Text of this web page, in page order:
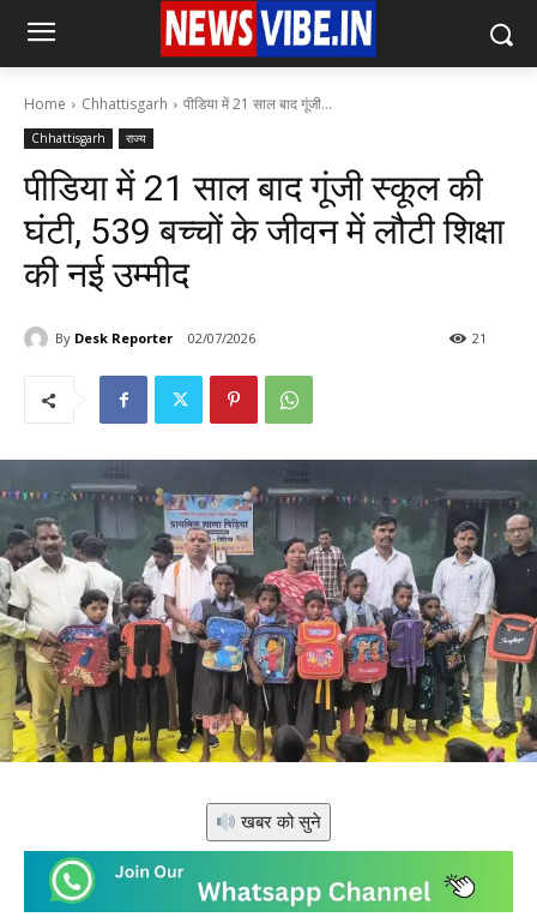
Home Chhattisgarh पीडिया में 21 साल बाद गूंजी...
Chhattisgarh राज्य
पीडिया में 21 साल बाद गूंजी स्कूल की
घंटी, 539 बच्चों के जीवन में लौटी शिक्षा
की नई उम्मीद
By Desk Reporter 02/07/2026 21
खबर को सुने